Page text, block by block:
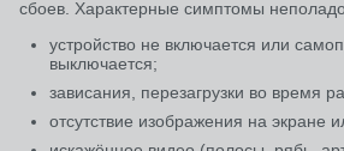
сбоев. Характерные симптомы
устройство не включается или
выключается;
зависания, перезагрузки во время
отсутствие изображения на экране